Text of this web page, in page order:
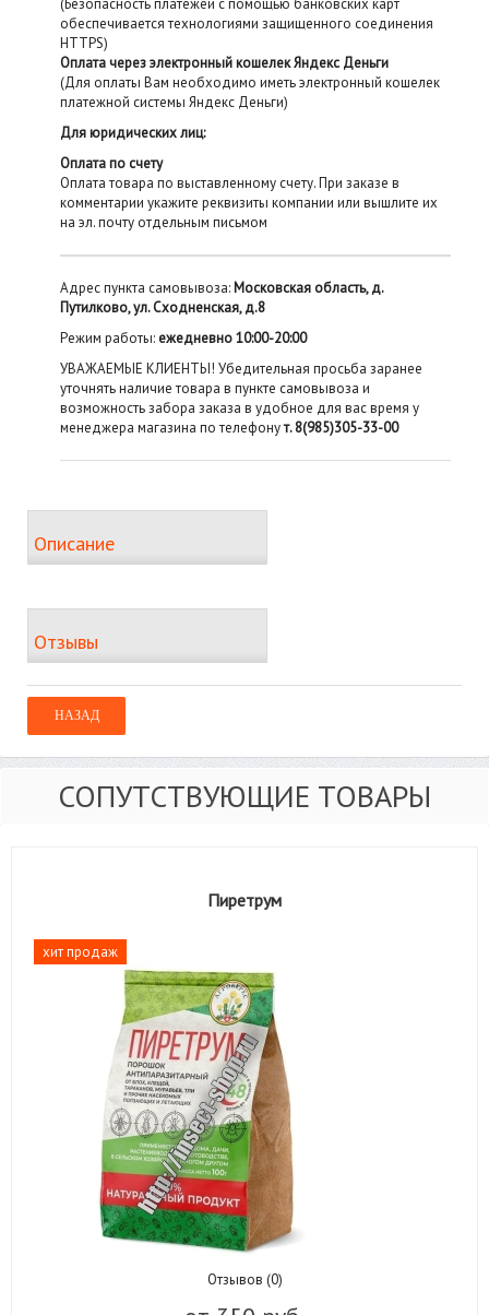
(Безопасность платежей с помощью банковских карт
обеспечивается технологиями защищенного соединения
HTTPS)
Оплата через электронный кошелек Яндекс Деньги
(Для оплаты Вам необходимо иметь электронный кошелек
платежной системы Яндекс Деньги)
Для юридических лиц:
Оплата по счету
Оплата товара по выставленному счету. При заказе в
комментарии укажите реквизиты компании или вышлите их
на эл. почту отдельным письмом
Адрес пункта самовывоза: Московская область, д.
Путилково, ул. Сходненская, д.8
Режим работы: ежедневно 10:00-20:00
УВАЖАЕМЫЕ КЛИЕНТЫ! Убедительная просьба заранее
уточнять наличие товара в пункте самовывоза и
возможность забора заказа в удобное для вас время у
менеджера магазина по телефонут. 8(985)305-33-00
Описание
Отзывы
СОПУТСТВУЮЩИЕ ТОВАРЫ
Пиретрум
хит продаж
Отзывов (0)